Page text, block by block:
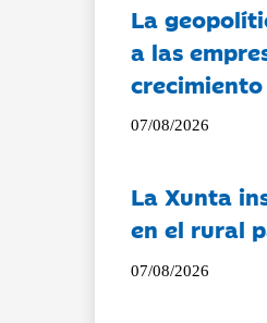
La
a las
07/08/2026
La Xunta
en el rural
07/08/2026